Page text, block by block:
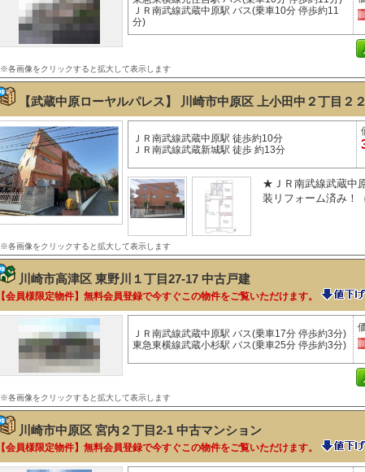
ＪＲ南武線武蔵中原駅 バス(乗車10分 停歩約11
分)
※各画像をクリックすると拡大して表示します
【武蔵中原ローヤルパレス】 川崎市中原区 上小田中２丁目２
ＪＲ南武線武蔵中原駅 徒歩約10分
ＪＲ南武線武蔵新城駅 徒歩 約13分
★ＪＲ南武線武蔵中
装リフォーム済み！
※各画像をクリックすると拡大して表示します
川崎市高津区 東野川１丁目27-17 中古戸建
【会員様限定物件】無料会員登録で今すぐこの物件をご覧いただけます。
ＪＲ南武線武蔵中原駅 バス(乗車17分 停歩約3分)
東急東横線武蔵小杉駅 バス(乗車25分 停歩約3分)
※各画像をクリックすると拡大して表示します
川崎市中原区 宮内２丁目2-1 中古マンション
【会員様限定物件】無料会員登録で今すぐこの物件をご覧いただけます。